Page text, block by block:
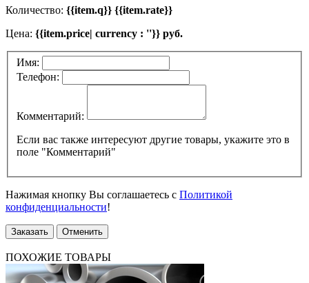
Количество: {{item.q}} {{item.rate}}
Цена: {{item.price| currency : ''}} руб.
Имя:
Телефон:
Комментарий:
Если вас также интересуют другие товары, укажите это в
поле "Комментарий"
Нажимая кнопку Вы соглашаетесь с Политикой
конфиденциальности!
Заказать Отменить
ПОХОЖИЕ ТОВАРЫ